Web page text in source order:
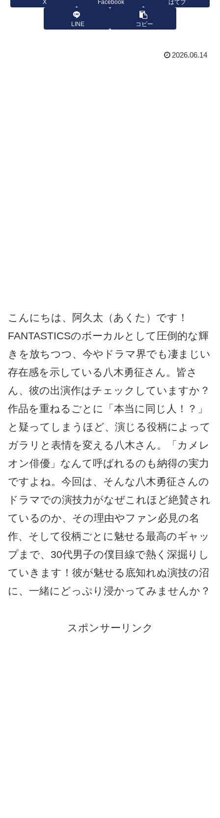
X Facebook はてブ
LINE コピー
2026.06.14
こんにちは、阿久太（あくた）です！
FANTASTICSのボーカルとして圧倒的な輝
きを放ちつつ、今やドラマ界でも凄まじい
存在感を示している八木勇征さん。皆さ
ん、彼の出演作はチェックしていますか？
作品を重ねるごとに「本当に同じ人！？」
と疑ってしまうほど、演じる役柄によって
ガラリと表情を変える八木さん。「カメレ
オン俳優」なんて呼ばれるのも納得の実力
ですよね。今回は、そんな八木勇征さんの
ドラマでの演技力がなぜこれほど絶賛され
ているのか、その理由やファン必見の名
作、そして役柄ごとに魅せる最高のギャッ
プまで、30代男子の僕目線で熱く深掘りし
ていきます！彼が魅せる底知れぬ演技の沼
に、一緒にどっぷり浸かってみませんか？
スポンサーリンク